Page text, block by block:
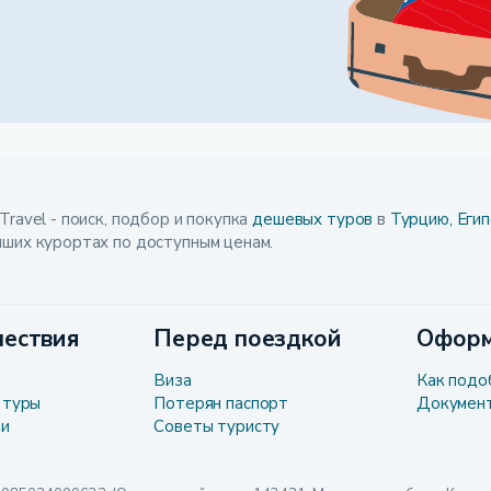
- поиск, подбор и покупкадешевых туров в Турцию,
курортах по доступным ценам.
Перед поездкой
Виза
Потерян паспорт
Советы туристу
Как